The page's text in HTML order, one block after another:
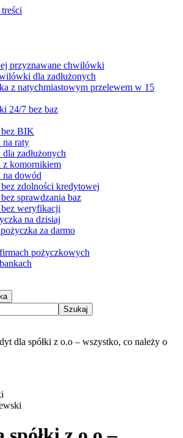
przyznawane chwilówki
dla zadłużonych
z natychmiastowym przelewem w 15
24/7 bez baz
BIK
na raty
zadłużonych
z komornikiem
na dowód
zdolności kredytowej
sprawdzania baz
weryfikacji
na dzisiaj
za darmo
pożyczkowych
Szukaj
dla spółki z o.o – wszystko, co należy o